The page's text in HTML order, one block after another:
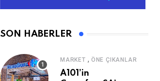
SON HABERLER
MARKET , ÖNE ÇIKANLAR
A101’in